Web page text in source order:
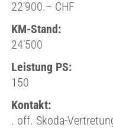
22’900.– CHF
KM-Stand:
24’500
Leistung PS:
150
Kontakt:
. off. Skoda-